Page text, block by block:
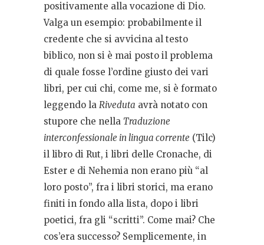
positivamente alla vocazione di Dio.
Valga un esempio: probabilmente il
credente che si avvicina al testo
biblico, non si è mai posto il problema
di quale fosse l’ordine giusto dei vari
libri, per cui chi, come me, si è formato
leggendo la Riveduta avrà notato con
stupore che nella Traduzione
interconfessionale in lingua corrente (Tilc)
il libro di Rut, i libri delle Cronache, di
Ester e di Nehemia non erano più “al
loro posto”, fra i libri storici, ma erano
finiti in fondo alla lista, dopo i libri
poetici, fra gli “scritti”. Come mai? Che
cos’era successo? Semplicemente, in